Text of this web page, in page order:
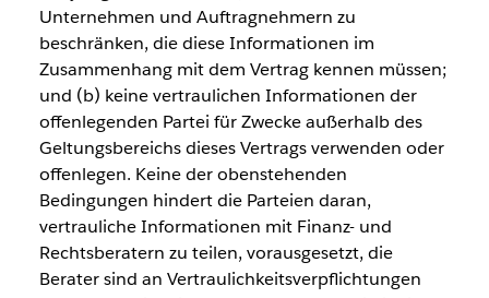
Unternehmen und Auftragnehmern zu
beschränken, die diese Informationen im
Zusammenhang mit dem Vertrag kennen müssen;
und (b) keine vertraulichen Informationen der
offenlegenden Partei für Zwecke außerhalb des
Geltungsbereichs dieses Vertrags verwenden oder
offenlegen. Keine der obenstehenden
Bedingungen hindert die Parteien daran,
vertrauliche Informationen mit Finanz- und
Rechtsberatern zu teilen, vorausgesetzt, die
Berater sind an Vertraulichkeitsverpflichtungen